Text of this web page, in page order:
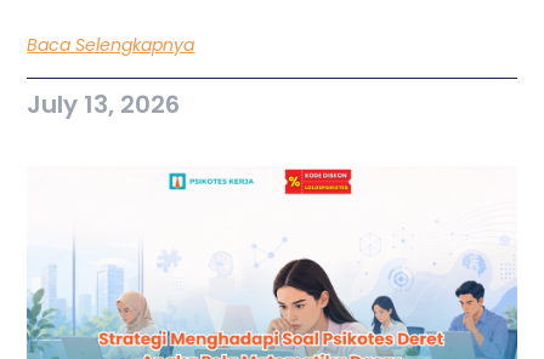
Baca Selengkapnya
July 13, 2026